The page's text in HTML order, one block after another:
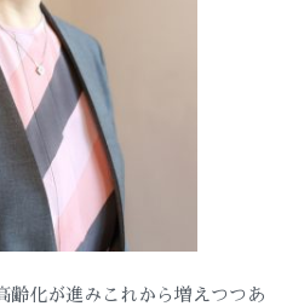
齢化が進みこれから増えつつあ